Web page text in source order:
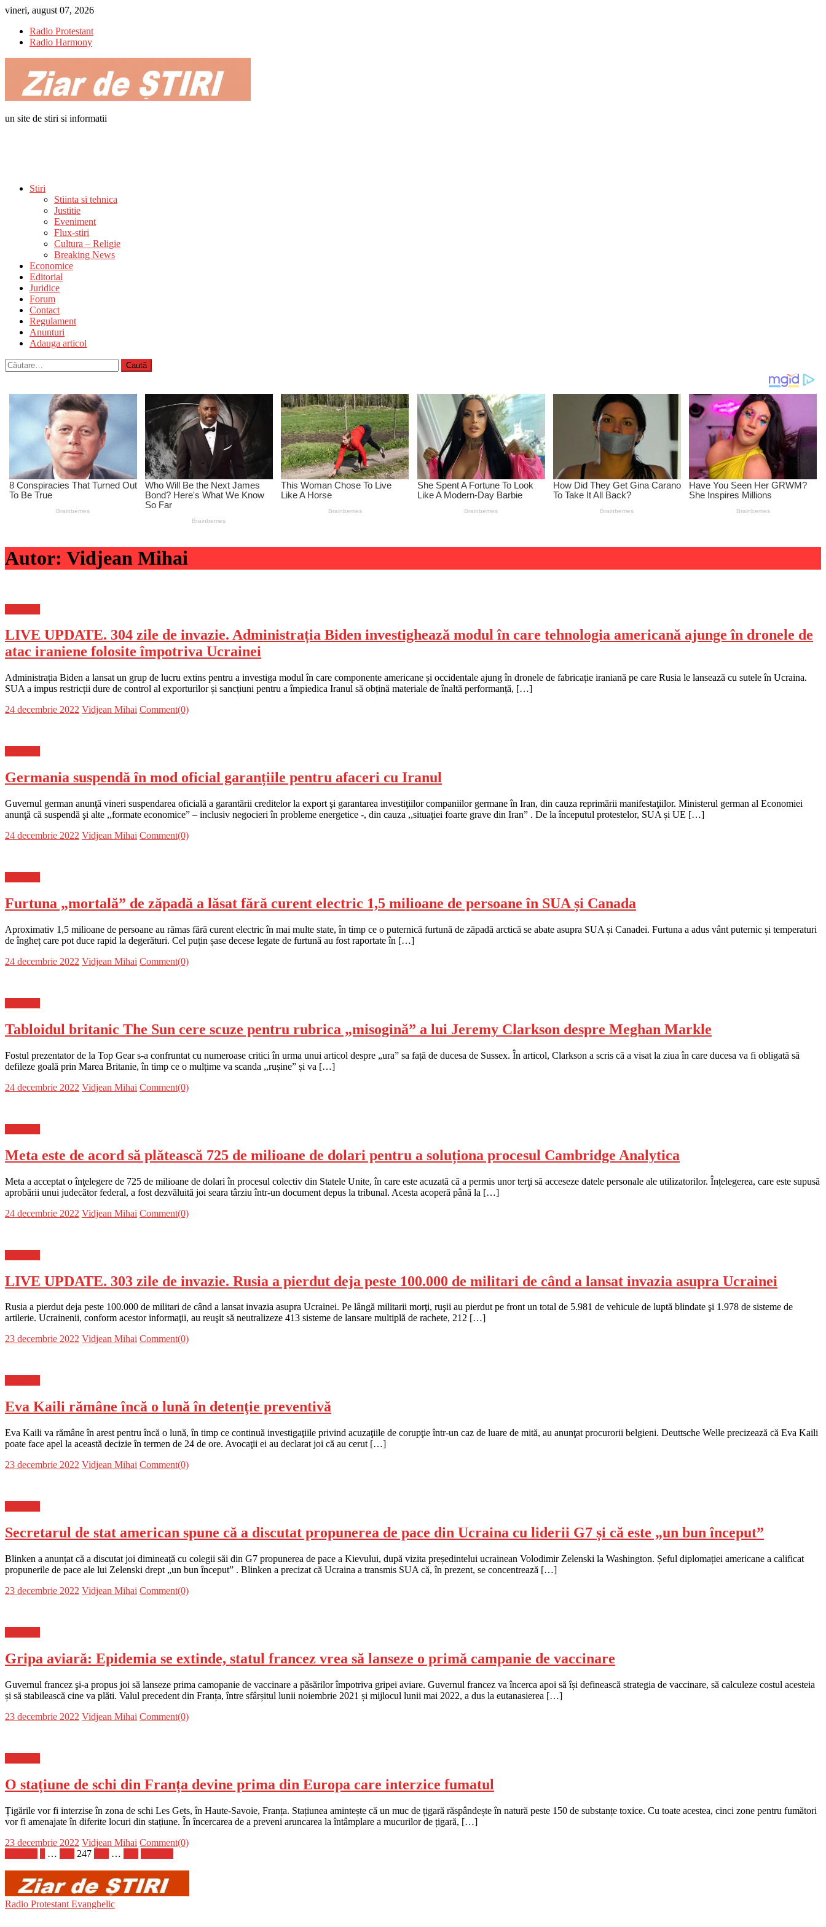
Skip
content
vineri, august 07, 2026
Radio Protestant
Radio Harmony
un site de stiri si informatii
Stiri
Stiinta si tehnica
Justitie
Eveniment
Flux-stiri
Cultura – Religie
Breaking News
Economice
Editorial
Juridice
Forum
Contact
Regulament
Anunturi
Adauga articol
Caută
după:
Autor: Vidjean Mihai
LIVE UPDATE. 304 zile de invazie. Administrația Biden investighează modul în care tehnologia americană ajunge în dronele de
atac iraniene folosite împotriva Ucrainei
Administrația Biden a lansat un grup de lucru extins pentru a investiga modul în care componente americane și occidentale ajung în dronele de fabricație iraniană pe care Rusia le lansează cu sutele în Ucraina.
SUA a impus restricții dure de control al exporturilor și sancțiuni pentru a împiedica Iranul să obțină materiale de înaltă performanță, […]
Posted
24 decembrie 2022 Author
Vidjean Mihai Comment(0)
Germania suspendă în mod oficial garanțiile pentru afaceri cu Iranul
Guvernul german anunţă vineri suspendarea oficială a garantării creditelor la export şi garantarea investiţiilor companiilor germane în Iran, din cauza reprimării manifestaţiilor. Ministerul german al Economiei
anunţă că suspendă şi alte ,,formate economice” – inclusiv negocieri în probleme energetice -, din cauza ,,situaţiei foarte grave din Iran” . De la începutul protestelor, SUA și UE […]
Posted
24 decembrie 2022 Author
Vidjean Mihai Comment(0)
Furtuna „mortală” de zăpadă a lăsat fără curent electric 1,5 milioane de persoane în SUA și Canada
Aproximativ 1,5 milioane de persoane au rămas fără curent electric în mai multe state, în timp ce o puternică furtună de zăpadă arctică se abate asupra SUA și Canadei. Furtuna a adus vânt puternic și temperaturi
de îngheț care pot duce rapid la degerături. Cel puțin șase decese legate de furtună au fost raportate în […]
Posted
24 decembrie 2022 Author
Vidjean Mihai Comment(0)
Tabloidul britanic The Sun cere scuze pentru rubrica „misogină” a lui Jeremy Clarkson despre Meghan Markle
Fostul prezentator de la Top Gear s-a confruntat cu numeroase critici în urma unui articol despre „ura” sa față de ducesa de Sussex. În articol, Clarkson a scris că a visat la ziua în care ducesa va fi obligată să
defileze goală prin Marea Britanie, în timp ce o mulțime va scanda ,,rușine” și va […]
Posted
24 decembrie 2022 Author
Vidjean Mihai Comment(0)
Meta este de acord să plătească 725 de milioane de dolari pentru a soluționa procesul Cambridge Analytica
Meta a acceptat o înţelegere de 725 de milioane de dolari în procesul colectiv din Statele Unite, în care este acuzată că a permis unor terţi să acceseze datele personale ale utilizatorilor. Înțelegerea, care este supusă
aprobării unui judecător federal, a fost dezvăluită joi seara târziu într-un document depus la tribunal. Acesta acoperă până la […]
Posted
24 decembrie 2022 Author
Vidjean Mihai Comment(0)
LIVE UPDATE. 303 zile de invazie. Rusia a pierdut deja peste 100.000 de militari de când a lansat invazia asupra Ucrainei
Rusia a pierdut deja peste 100.000 de militari de când a lansat invazia asupra Ucrainei. Pe lângă militarii morţi, ruşii au pierdut pe front un total de 5.981 de vehicule de luptă blindate şi 1.978 de sisteme de
artilerie. Ucrainenii, conform acestor informaţii, au reuşit să neutralizeze 413 sisteme de lansare multiplă de rachete, 212 […]
Posted
23 decembrie 2022 Author
Vidjean Mihai Comment(0)
Eva Kaili rămâne încă o lună în detenţie preventivă
Eva Kaili va rămâne în arest pentru încă o lună, în timp ce continuă investigaţiile privind acuzaţiile de corupţie într-un caz de luare de mită, au anunţat procurorii belgieni. Deuttsche Welle precizează că Eva Kaili
poate face apel la această decizie în termen de 24 de ore. Avocaţii ei au declarat joi că au cerut […]
Posted
23 decembrie 2022 Author
Vidjean Mihai Comment(0)
Secretarul de stat american spune că a discutat propunerea de pace din Ucraina cu liderii G7 și că este „un bun început”
Blinken a anunțat că a discutat joi dimineață cu colegii săi din G7 propunerea de pace a Kievului, după vizita președintelui ucrainean Volodimir Zelenski la Washington. Șeful diplomației americane a calificat
propunerile de pace ale lui Zelenski drept „un bun început” . Blinken a precizat că Ucraina a transmis SUA că, în prezent, se concentrează […]
Posted
23 decembrie 2022 Author
Vidjean Mihai Comment(0)
Gripa aviară: Epidemia se extinde, statul francez vrea să lanseze o primă campanie de vaccinare
Guvernul francez şi-a propus joi să lanseze prima camopanie de vaccinare a păsărilor împotriva gripei aviare. Guvernul francez va încerca apoi să își definească strategia de vaccinare, să calculeze costul acesteia
și să stabilească cine va plăti. Valul precedent din Franța, între sfârșitul lunii noiembrie 2021 și mijlocul lunii mai 2022, a dus la eutanasierea […]
Posted
23 decembrie 2022 Author
Vidjean Mihai Comment(0)
O stațiune de schi din Franța devine prima din Europa care interzice fumatul
Țigările vor fi interzise în zona de schi Les Gets, în Haute-Savoie, Franța. Stațiunea amintește că un muc de țigară răspândește în natură peste 150 de substanțe toxice. Cu toate acestea, cinci zone pentru fumători
vor fi amenajate în diferite locuri din stațiune. În încercarea de a preveni aruncarea la întâmplare a mucurilor de țigară, […]
Posted
23 decembrie 2022 Author
Vidjean Mihai Comment(0)
Paginație
articole
… 247 …
Radio Protestant Evanghelic